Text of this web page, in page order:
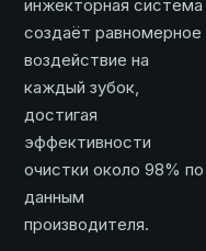
инжекторная система
создаёт равномерное
воздействие на
каждый зубок,
достигая
эффективности
очистки около 98% по
данным
производителя.